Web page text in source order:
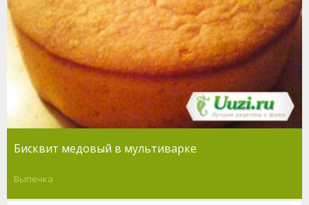
Бисквит медовый в мультиварке
Выпечка